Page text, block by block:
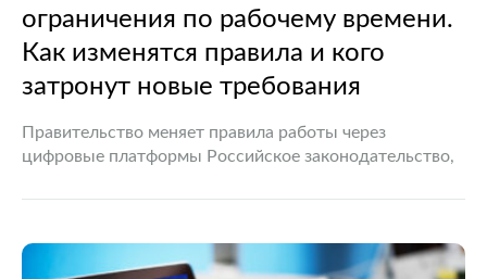
ограничения по рабочему времени.
Как изменятся правила и кого
затронут новые требования
Правительство меняет правила работы через
цифровые платформы Российское законодательство,
продолжает развиваться. Очередным этапом станет
сотрудничества с одним заказчиком при выполнении